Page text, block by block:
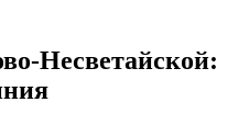
Несветайской: